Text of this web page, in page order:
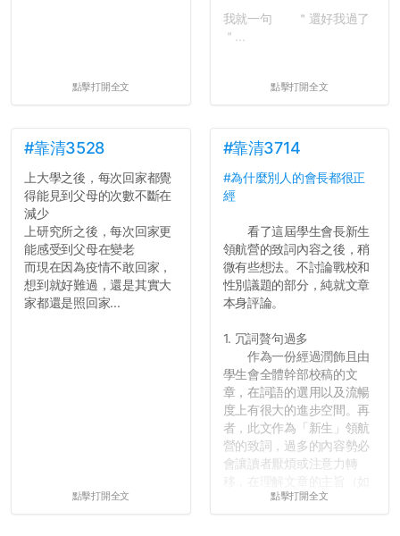
點擊打開全文
我就一句 ＂還好我過了
＂...
點擊打開全文
#靠清3528
上大學之後，每次回家都覺
得能見到父母的次數不斷在
減少
上研究所之後，每次回家更
能感受到父母在變老
而現在因為疫情不敢回家，
想到就好難過，還是其實大
家都還是照回家...
點擊打開全文
#靠清3714
#為什麼別人的會長都很正
經
看了這屆學生會長新生
領航營的致詞內容之後，稍
微有些想法。不討論戰校和
性別議題的部分，純就文章
本身評論。
1. 冗詞贅句過多
作為一份經過潤飾且由
學生會全體幹部校稿的文
章，在詞語的選用以及流暢
度上有很大的進步空間。再
者，此文作為「新生」領航
營的致詞，過多的內容勢必
會讓讀者厭煩或注意力轉
果有的話）前就失去興趣。
點擊打開全文